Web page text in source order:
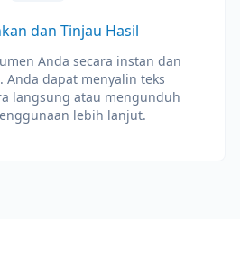
dan Tinjau Hasil
Anda secara instan dan
Anda dapat menyalin teks
langsung atau mengunduh
lebih lanjut.